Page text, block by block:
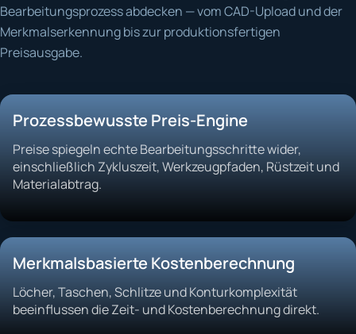
Bearbeitungsprozess abdecken — vom CAD-Upload und der
Merkmalserkennung bis zur produktionsfertigen
Preisausgabe.
Prozessbewusste Preis-Engine
Preise spiegeln echte Bearbeitungsschritte wider,
einschließlich Zykluszeit, Werkzeugpfaden, Rüstzeit und
Materialabtrag.
Merkmalsbasierte Kostenberechnung
Löcher, Taschen, Schlitze und Konturkomplexität
beeinflussen die Zeit- und Kostenberechnung direkt.